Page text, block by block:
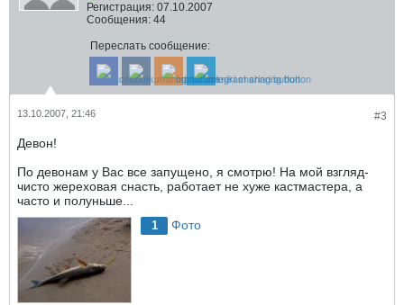
Регистрация: 07.10.2007
Сообщения: 44
Переслать сообщение:
#3
13.10.2007, 21:46
Девон!
По девонам у Вас все запущено, я смотрю! На мой взгляд-
чисто жереховая снасть, работает не хуже кастмастера, а
часто и полуньше...
1 Фото